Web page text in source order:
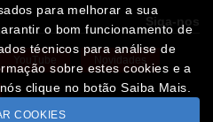
Siga-nos
YouTube Novidades
para melhorar a sua
o bom funcionamento de
técnicos para análise de
sobre estes cookies e a
clique no botão Saiba Mais.
COOKIES